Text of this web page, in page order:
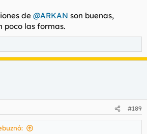
de @ARKAN son buenas,
poco las formas.
#189